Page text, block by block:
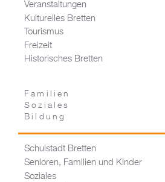
Veranstaltungen
Kulturelles Bretten
Tourismus
Freizeit
Historisches Bretten
Familien
Soziales
Bildung
Schulstadt Bretten
Senioren, Familien und Kinder
Soziales